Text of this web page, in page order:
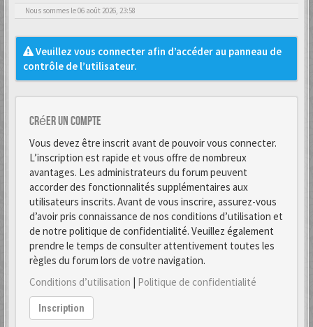
Nous sommes le 06 août 2026, 23:58
Veuillez vous connecter afin d’accéder au panneau de
contrôle de l’utilisateur.
Créer un Compte
Vous devez être inscrit avant de pouvoir vous connecter.
L’inscription est rapide et vous offre de nombreux
avantages. Les administrateurs du forum peuvent
accorder des fonctionnalités supplémentaires aux
utilisateurs inscrits. Avant de vous inscrire, assurez-vous
d’avoir pris connaissance de nos conditions d’utilisation et
de notre politique de confidentialité. Veuillez également
prendre le temps de consulter attentivement toutes les
règles du forum lors de votre navigation.
Conditions d’utilisation | Politique de confidentialité
Inscription